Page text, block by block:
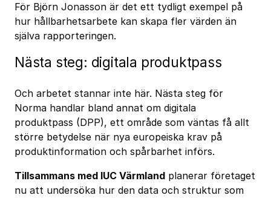
För Björn Jonasson är det ett tydligt exempel på
hur hållbarhetsarbete kan skapa fler värden än
själva rapporteringen.
Nästa steg: digitala produktpass
Och arbetet stannar inte här. Nästa steg för
Norma handlar bland annat om digitala
produktpass (DPP), ett område som väntas få allt
större betydelse när nya europeiska krav på
produktinformation och spårbarhet införs.
Tillsammans med IUC Värmland planerar företaget
nu att undersöka hur den data och struktur som